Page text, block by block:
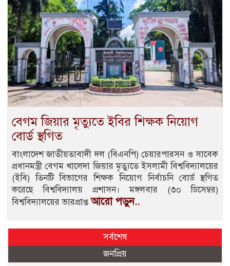
বেগম জিয়ার মৃত্যুতে ইবির শিক্ষক নিয়োগ
বোর্ড স্থগিত
বাংলাদেশ জাতীয়তাবাদী দল (বিএনপি) চেয়ারপারসন ও সাবেক
প্রধানমন্ত্রী বেগম খালেদা জিয়ার মৃত্যুতে ইসলামী বিশ্ববিদ্যালয়ের
(ইবি) তিনটি বিভাগের শিক্ষক নিয়োগ নির্বাচনি বোর্ড স্থগিত
করেছে বিশ্ববিদ্যালয় প্রশাসন। মঙ্গলবার (৩০ ডিসেম্বর)
বিশ্ববিদ্যালয়ের ভারপ্রাপ্তআরো পড়ুন..
সর্বশেষ
জনপ্রিয়